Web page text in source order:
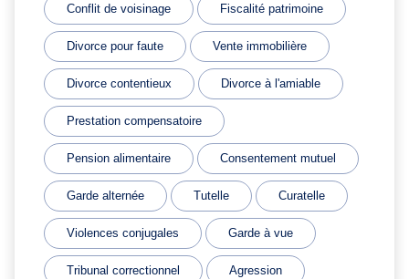
Conflit de voisinage Fiscalité patrimoine
Divorce pour faute Vente immobilière
Divorce contentieux Divorce à l'amiable
Prestation compensatoire
Pension alimentaire Consentement mutuel
Garde alternée Tutelle Curatelle
Violences conjugales Garde à vue
Tribunal correctionnel Agression